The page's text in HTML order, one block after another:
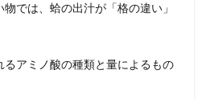
では、蛤の出汁が「格の違い」
るアミノ酸の種類と量によるもの